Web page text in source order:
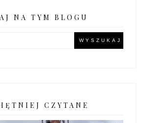
NA TYM BLOGU
CZYTANE